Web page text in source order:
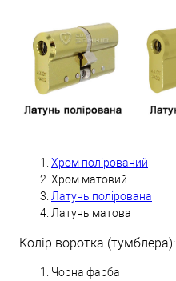
Хром полірований
Хром матовий
Латунь полірована
Латунь матова
Колір воротка (тумблера):
Чорна фарба